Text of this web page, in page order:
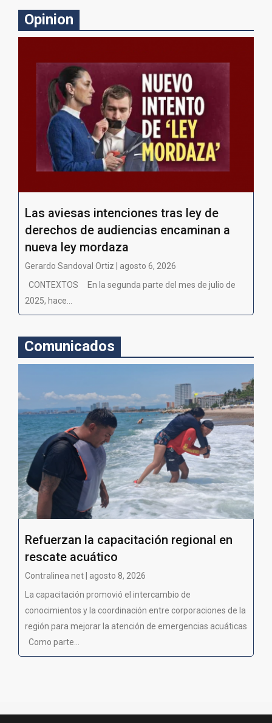
Opinion
Las aviesas intenciones tras ley de
derechos de audiencias encaminan a
nueva ley mordaza
Gerardo Sandoval Ortiz | agosto 6, 2026
CONTEXTOS En la segunda parte del mes de julio de
2025, hace...
Comunicados
Refuerzan la capacitación regional en
rescate acuático
Contralinea net | agosto 8, 2026
La capacitación promovió el intercambio de
conocimientos y la coordinación entre corporaciones de la
región para mejorar la atención de emergencias acuáticas
Como parte...